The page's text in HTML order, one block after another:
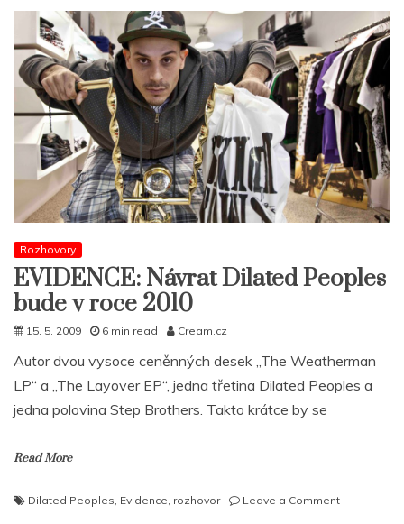
Internet
zabíjí
hudební
průmysl,
ale
já
ho
miluju
Rozhovory
EVIDENCE: Návrat Dilated Peoples
bude v roce 2010
15. 5. 2009 6 min read Cream.cz
Autor dvou vysoce ceněnných desek „The Weatherman
LP“ a „The Layover EP“, jedna třetina Dilated Peoples a
jedna polovina Step Brothers. Takto krátce by se
Read More
Dilated Peoples Evidence rozhovor Leave a Commenton